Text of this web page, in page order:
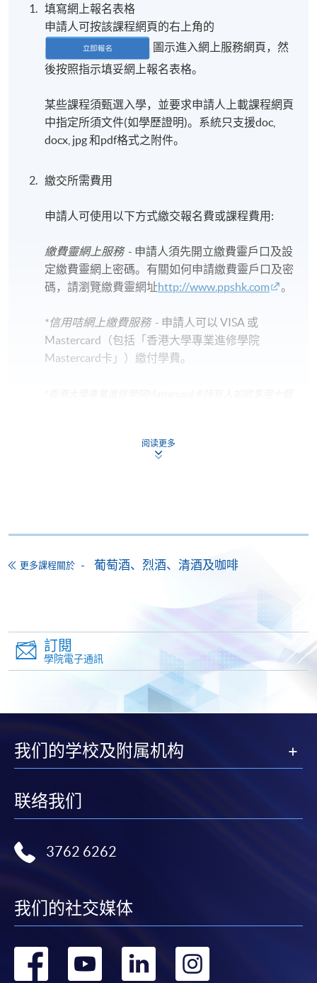
填寫網上報名表格
申請人可按該課程網頁的右上角的
圖示進入網上服務網頁，然
後按照指示填妥網上報名表格。
某些課程須甄選入學，並要求申請人上載課程網頁
中指定所須文件(如學歷證明)。系統只支援doc,
docx, jpg 和pdf格式之附件。
繳交所需費用
申請人可使用以下方式繳交報名費或課程費用:
繳費靈網上服務- 申請人須先開立繳費靈戶口及設
定繳費靈網上密碼。有關如何申請繳費靈戶口及密
碼，請瀏覽繳費靈網址http://www.ppshk.com 。
*信用咭網上繳費服務- 申請人可以 VISA 或
Mastercard（包括「香港大學專業進修學院
Mastercard卡」）繳付學費。
報讀同一學歷頒授課程內其他單元
個別課程為須報讀同一學歷頒授課程及其他單元或繳
交下期學費的學員，提供網上服務，如學員就讀的課
程設有此服務，課程負責人會通知學員有關程序。
網上支付可通過「繳費靈」(PPS) (不適用於手機)、
繳付學費。
親身報名/郵遞
報讀新課程
凡以「先到先得」為取錄方式的課程，請填妥
SF26報名表，親往
下載報名表SF26]
阅读更多
更多課程關於 葡萄酒、烈酒、清酒及咖啡
訂閱
學院電子通訊
我们的学校及附属机构
联络我们
3762 6262
我们的社交媒体
转
转
转